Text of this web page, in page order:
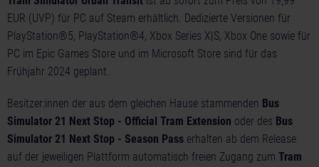
EUR (UVP) für PC auf Steam erhältlich. Dedizierte Versionen für
PlayStation®5, PlayStation®4, Xbox Series X|S, Xbox One sowie für
PC im Epic Games Store und im Microsoft Store sind für das
Frühjahr 2024 geplant.
Besitzer:innen der aus dem gleichen Hause stammenden Bus
Simulator 21 Next Stop - Official Tram Extension oder des Bus
Simulator 21 Next Stop - Season Pass erhalten ab dem Release
auf der jeweiligen Plattform automatisch freien Zugang zum Tram